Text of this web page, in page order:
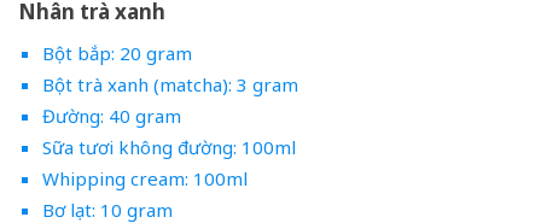
Nhân trà xanh
Bột bắp: 20 gram
Bột trà xanh (matcha): 3 gram
Đường: 40 gram
Sữa tươi không đường: 100ml
Whipping cream: 100ml
Bơ lạt: 10 gram